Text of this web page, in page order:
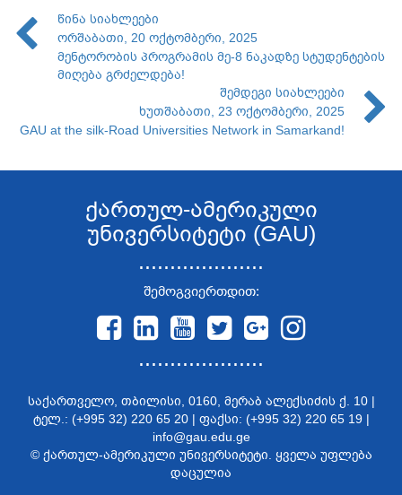
წინა სიახლეები
ორშაბათი, 20 ოქტომბერი, 2025
მენტორობის პროგრამის მე-8 ნაკადზე სტუდენტების
მიღება გრძელდება!
შემდეგი სიახლეები
ხუთშაბათი, 23 ოქტომბერი, 2025
GAU at the silk-Road Universities Network in Samarkand!
ქართულ-ამერიკული
უნივერსიტეტი (GAU)
....................
შემოგვიერთდით:
....................
საქართველო, თბილისი, 0160, მერაბ ალექსიძის ქ. 10 |
ტელ.: (+995 32) 220 65 20 | ფაქსი: (+995 32) 220 65 19 |
info@gau.edu.ge
© ქართულ-ამერიკული უნივერსიტეტი. ყველა უფლება
დაცულია